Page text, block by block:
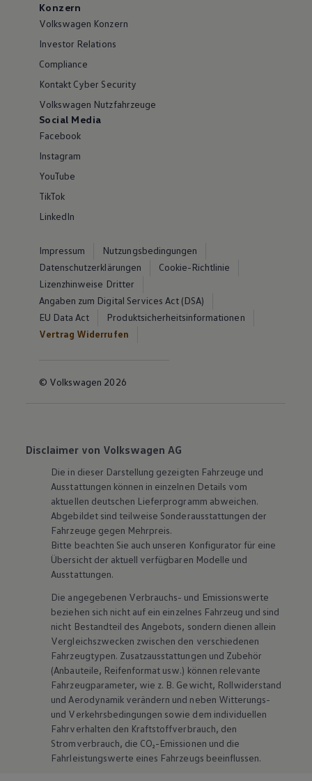
Konzern
Volkswagen Konzern
Investor Relations
Compliance
Kontakt Cyber Security
Volkswagen Nutzfahrzeuge
Social Media
Facebook
Instagram
YouTube
TikTok
LinkedIn
Impressum
Nutzungsbedingungen
Datenschutzerklärungen
Cookie-Richtlinie
Lizenzhinweise Dritter
Angaben zum Digital Services Act (DSA)
EU Data Act
Produktsicherheitsinformationen
Vertrag Widerrufen
© Volkswagen 2026
Disclaimer von Volkswagen AG
Die in dieser Darstellung gezeigten Fahrzeuge und
Ausstattungen können in einzelnen Details vom
aktuellen deutschen Lieferprogramm abweichen.
Abgebildet sind teilweise Sonderausstattungen der
Fahrzeuge gegen Mehrpreis.
Bitte beachten Sie auch unseren Konfigurator für eine
Übersicht der aktuell verfügbaren Modelle und
Ausstattungen.
Die angegebenen Verbrauchs- und Emissionswerte
beziehen sich nicht auf ein einzelnes Fahrzeug und sind
nicht Bestandteil des Angebots, sondern dienen allein
Vergleichszwecken zwischen den verschiedenen
Fahrzeugtypen. Zusatzausstattungen und Zubehör
(Anbauteile, Reifenformat usw.) können relevante
Fahrzeugparameter, wie z. B. Gewicht, Rollwiderstand
und Aerodynamik verändern und neben Witterungs-
und Verkehrsbedingungen sowie dem individuellen
Fahrverhalten den Kraftstoffverbrauch, den
Stromverbrauch, die CO₂-Emissionen und die
Fahrleistungswerte eines Fahrzeugs beeinflussen.